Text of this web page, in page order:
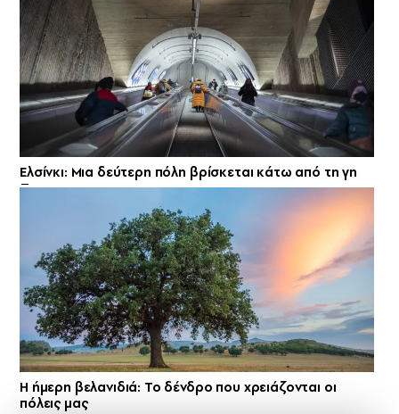
Ελσίνκι: Mια δεύτερη πόλη βρίσκεται κάτω από τη γη
Η ήμερη βελανιδιά: Το δένδρο που χρειάζονται οι
πόλεις μας